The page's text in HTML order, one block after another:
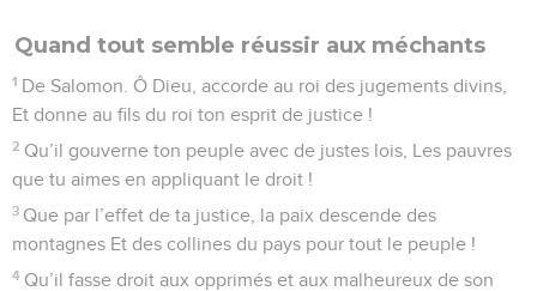
Quand tout semble réussir aux méchants
1 De Salomon. Ô Dieu, accorde au roi des jugements divins,
Et donne au fils du roi ton esprit de justice !
2 Qu’il gouverne ton peuple avec de justes lois, Les pauvres
que tu aimes en appliquant le droit !
3 Que par l’effet de ta justice, la paix descende des
montagnes Et des collines du pays pour tout le peuple !
4 Qu’il fasse droit aux opprimés et aux malheureux de son